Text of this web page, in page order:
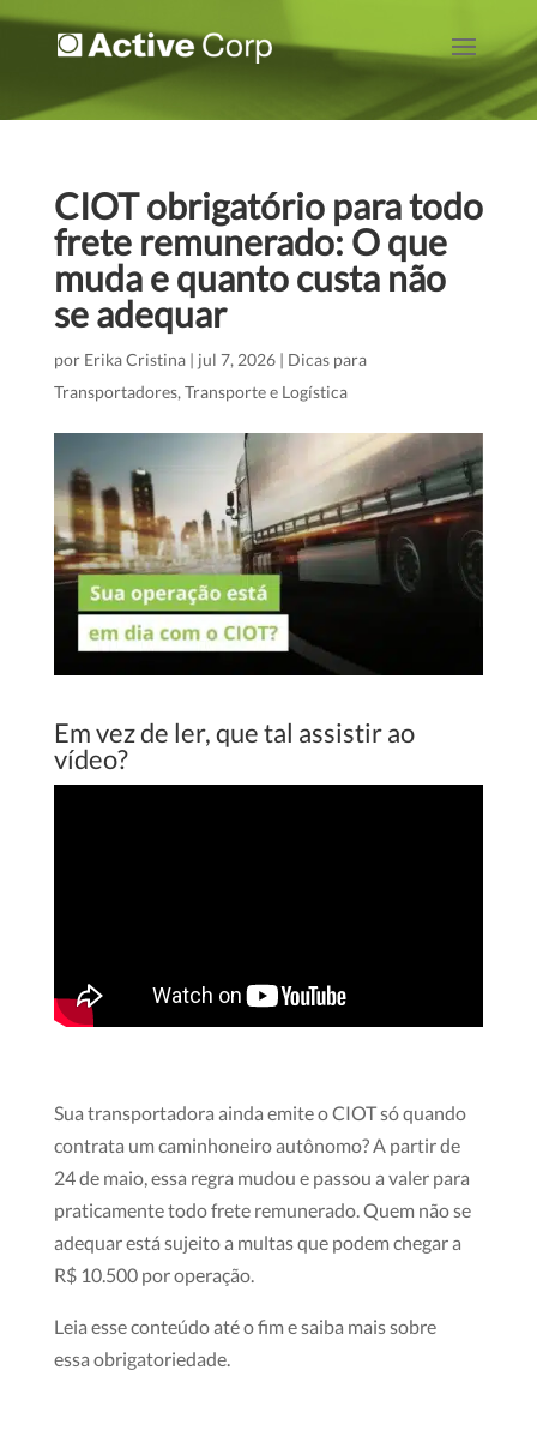
CIOT obrigatório para todo
frete remunerado: O que
muda e quanto custa não
se adequar
por Erika Cristina| jul 7, 2026| Dicas para
Transportadores, Transporte e Logística
Em vez de ler, que tal assistir ao
vídeo?
Sua transportadora ainda emite o CIOT só quando
contrata um caminhoneiro autônomo? A partir de
24 de maio, essa regra mudou e passou a valer para
praticamente todo frete remunerado. Quem não se
adequar está sujeito a multas que podem chegar a
R$ 10.500 por operação.
Leia esse conteúdo até o fim e saiba mais sobre
essa obrigatoriedade.